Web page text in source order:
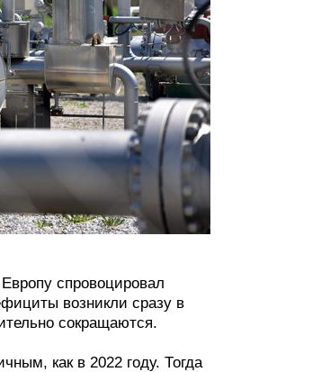
спровоцировал
возникли сразу в
сокращаются.
как в 2022 году. Тогда